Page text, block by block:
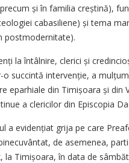
și în familia creștină),
cabasiliene) și tema
postmodernitate).
la întâlnire, clerici și
o succintă intervenție, a
eparhiale din Timișoara și
a clericilor din Episcopia
a evidențiat grija pe care
de asemenea,
la Timișoara, în data de